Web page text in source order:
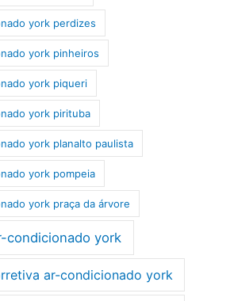
york perdizes
york pinheiros
york piqueri
york pirituba
york planalto paulista
york pompeia
york praça da árvore
condicionado york
ar-condicionado york